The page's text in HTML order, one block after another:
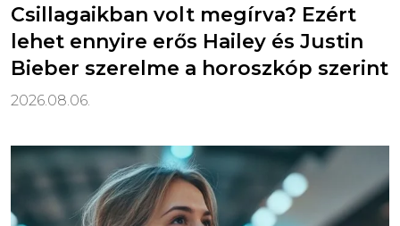
Csillagaikban volt megírva? Ezért
lehet ennyire erős Hailey és Justin
Bieber szerelme a horoszkóp szerint
2026.08.06.